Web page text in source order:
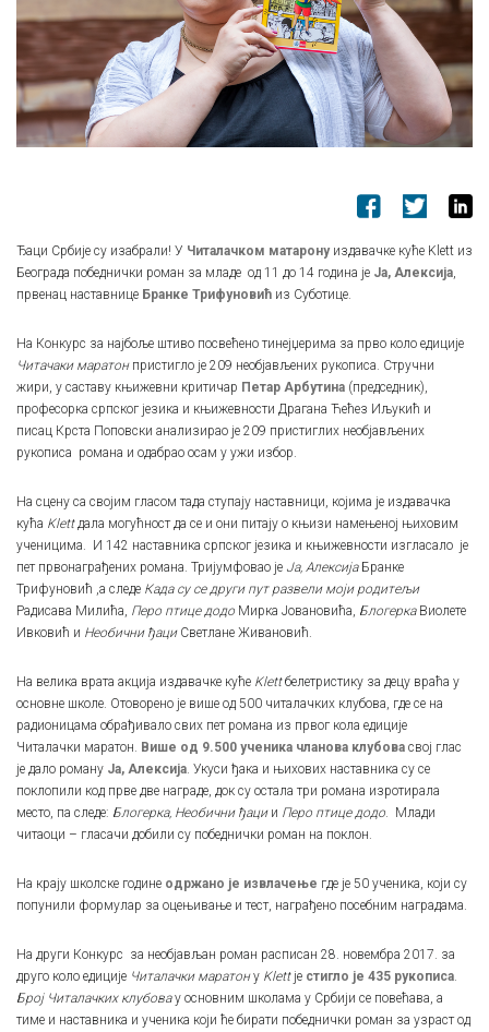
Ђаци Србије су изабрали! У Читалачком матаронуиздавачке куће Klett из
Београда победнички роман за младе од 11 до 14 година је Ја, Алексија,
првенац наставнице Бранке Трифуновић из Суботице.
На Конкурс за најбоље штиво посвећено тинејџерима за прво коло едиције
Читачаки маратонпристигло је 209 необјављених рукописа. Стручни
жири, у саставу књижевни критичар Петар Арбутина (председник),
професорка српског језика и књижевности Драгана Ћећез Иљукић и
писац Крста Поповски анализирао је 209 пристиглих необјављених
рукописа романа и одабрао осам у ужи избор.
На сцену са својим гласом тада ступају наставници, којима је издавачка
кућа Klettдала могућност да се и они питају о књизи намењеној њиховим
ученицима. И 142 наставника српског језика и књижевности изгласало је
пет првонаграђених романа. Тријумфовао је Ја, АлексијаБранке
Трифуновић ,а следе Када су се други пут развели моји родитељи
Радисава Милића, Перо птице додо Мирка Јовановића, БлогеркаВиолете
Ивковић и Необични ђациСветлане Живановић.
На велика врата акција издавачке куће Klettбелетристику за децу враћа у
основне школе. Отоворено је више од 500 читалачких клубова, где се на
радионицама обрађивало свих пет романа из првог кола едиције
Читалачки маратон. Више од 9.500 ученика чланова клубова свој глас
је дало роману Ја, Алексија. Укуси ђака и њихових наставника су се
поклопили код прве две награде, док су остала три романа изротирала
место, па следе: Блогерка, Необични ђации Перо птице додо. Млади
читаоци – гласачи добили су победнички роман на поклон.
На крају школске године одржано је извлачење где је 50 ученика, који су
попунили формулар за оцењивање и тест, награђено посебним наградама.
На други Конкурс за необјављан роман расписан 28. новембра 2017. за
друго коло едиције Читалачки маратону Klettје стигло је 435 рукописа.
Број Читалачких клубовау основним школама у Србији се повећава, а
тиме и наставника и ученика који ће бирати победнички роман за узраст од